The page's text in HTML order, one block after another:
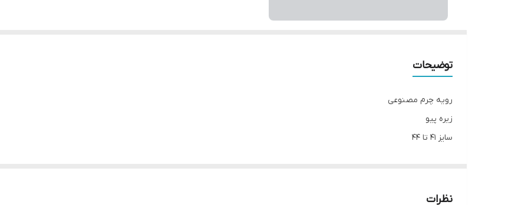
توضیحات
رویه چرم مصنوعی
زیره پیو
سایز 41 تا 44
* دارای سایت و نماد اعتماد الکترونیک(اینماد)
نظرات